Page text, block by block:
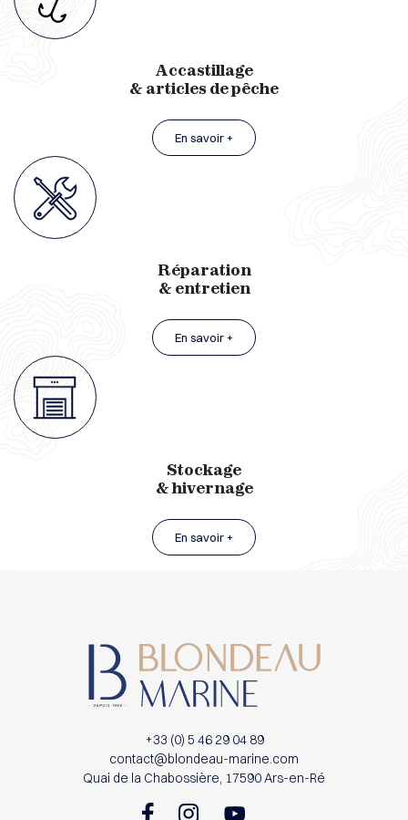
Accastillage
& articles de pêche
En savoir +
Réparation
& entretien
En savoir +
Stockage
& hivernage
En savoir +
+33 (0) 5 46 29 04 89
contact@blondeau-marine.com
Quai de la Chabossière, 17590 Ars-en-Ré